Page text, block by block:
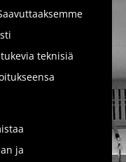
teknisiä
ja